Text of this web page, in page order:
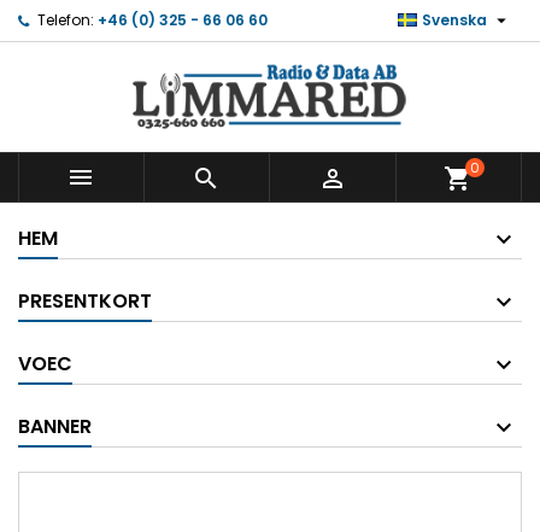
Telefon: +46 (0) 325 - 66 06 60 Svenska 
   shopping_cart0
HEM
PRESENTKORT
VOEC
BANNER